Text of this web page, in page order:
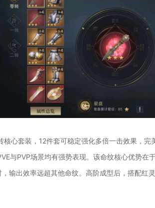
核心套装，12件套可稳定强化多倍一击效果，
与PVP场景均有强势表现。该命纹核心优势
输出效率远超其他命纹。高阶成型后，搭配红